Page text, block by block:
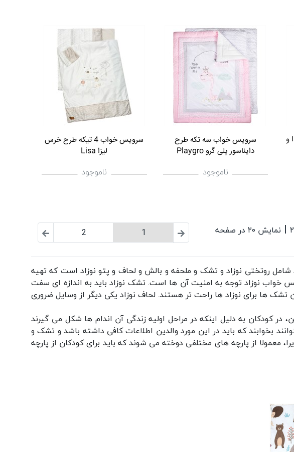
و
سرویس خواب سه تکه طرح
دایناسور پلی گرو Playgro
ناموجود
سرویس خواب 4 تیکه طرح خرس
لیزا Lisa
ناموجود
| نمایش ۲۰ در صفحه 1
2
شامل روتختی نوزادو تشک و ملحفه و بالش و لحاف و پتو نوزاد است که تهیه
خواب نوزاد توجه به امنیت آن ها است. تشک نوزاد باید به اندازه ای سفت
ها برای نوزاد ها راحت تر هستند. لحاف نوزاد یکی دیگر از وسایل ضروری
کودکان به دلیل اینکه در مراحل اولیه زندگی آن اندام ها شکل می گیرند
بخوابند که باید در این مورد والدین اطلاعات کافی داشته باشد و تشک و
معمولا از پارچه های مختلفی دوخته می شوند که باید برای کودکان از پارچه